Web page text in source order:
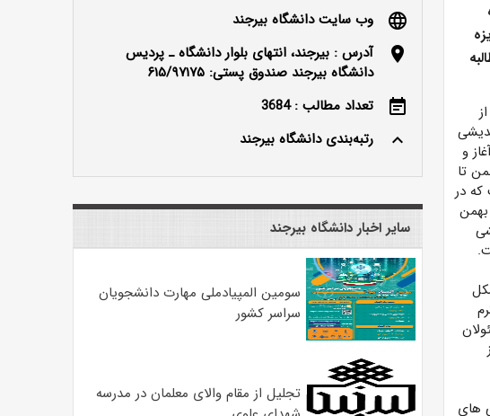
بیرجند توانست ۵ جایزه
آزاداندیشی
و
معاونت فرهنگی دانشگاه ­ها و دانشجویان علاقه‌مند از ۱۵ بهمن تا
که در
­ها نیز اول مهر ۱۴۰۱ تا پایان بهمن
های
language
وب سایت دانشگاه بیرجند
location_on
آدرس : بیرجند، انتهای بلوار دانشگاه ـ پردیس
دانشگاه بیرجند صندوق پستی: ۶۱۵/۹۷۱۷۵
event_note
تعداد مطالب : 3684
keyboard_arrow_up
رتبه‌بندی دانشگاه بیرجند
سایر اخبار دانشگاه بیرجند
سومین المپیادملی مهارت دانشجویان
سراسر کشور
تجلیل از مقام والای معلمان در مدرسه